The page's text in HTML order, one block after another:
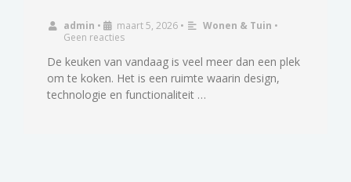
admin • maart 5, 2026 • Wonen & Tuin •
Geen reacties
De keuken van vandaag is veel meer dan een plek
om te koken. Het is een ruimte waarin design,
technologie en functionaliteit …